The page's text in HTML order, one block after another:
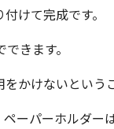
けて完成です。
きます。
かけないという
ーパーホルダー